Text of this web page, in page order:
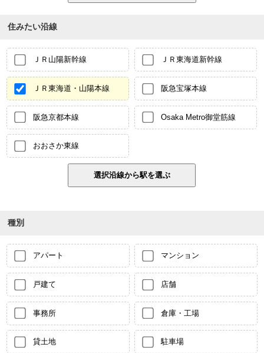
住みたい沿線
ＪＲ山陽新幹線 ＪＲ東海道新幹線
ＪＲ東海道・山陽本線 阪急宝塚本線
阪急京都本線 Osaka Metro御堂筋線
おおさか東線
種別
アパート マンション
戸建て 店舗
事務所 倉庫・工場
貸土地 駐車場